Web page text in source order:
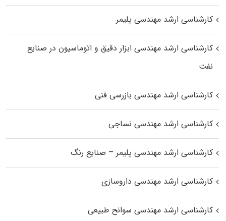
کارشناسی ارشد مهندسی پلیمر
کارشناسی ارشد مهندسی ابزار دقیق و اتوماسیون در صنایع
نفت
کارشناسی ارشد مهندسی بازرسی فنی
کارشناسی ارشد مهندسی نساجی
کارشناسی ارشد مهندسی پلیمر – صنایع رنگ
کارشناسی ارشد مهندسی داروسازی
کارشناسی ارشد مهندسی سوانح طبیعی